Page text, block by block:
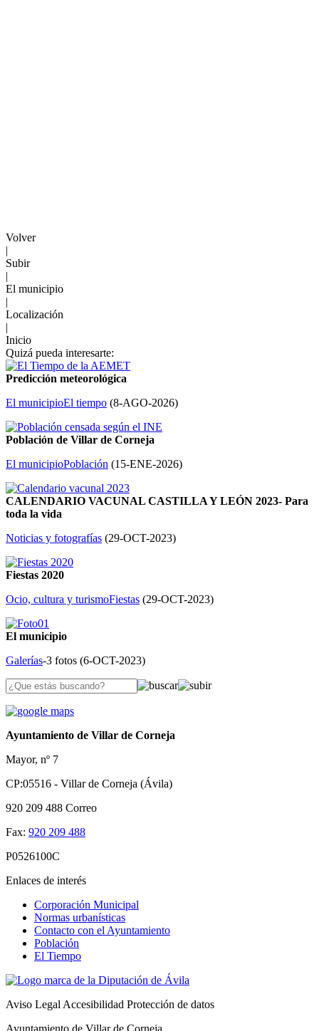
Volver
|
Subir
|
El municipio
|
Localización
|
Inicio
Quizá pueda interesarte:
Predicción meteorológica
El municipioEl tiempo (8-AGO-2026)
Población de Villar de Corneja
El municipioPoblación (15-ENE-2026)
CALENDARIO VACUNAL CASTILLA Y LEÓN 2023- Para
toda la vida
Noticias y fotografías (29-OCT-2023)
Fiestas 2020
Ocio, cultura y turismoFiestas (29-OCT-2023)
El municipio
Galerías-3 fotos (6-OCT-2023)
Ayuntamiento de Villar de Corneja
Mayor, nº 7
CP:05516 - Villar de Corneja (Ávila)
920 209 488 Correo
Fax: 920 209 488
P0526100C
Enlaces de interés
Corporación Municipal
Normas urbanísticas
Contacto con el Ayuntamiento
Población
El Tiempo
Aviso Legal Accesibilidad Protección de datos
Ayuntamiento de Villar de Corneja